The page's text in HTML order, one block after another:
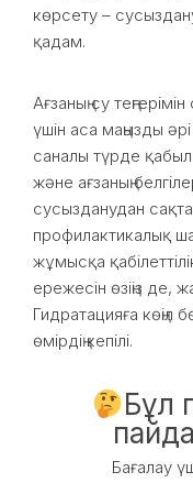
көрсету –
қадам.
Ағзаның су
үшін аса маңызды
саналы түрде
және ағзаның
сусызданудан
профилактикалық
жұмысқа
ережесін өзіңіз
Гидратацияға көңіл
өмірдің кепілі.
Бұл
Бағалау